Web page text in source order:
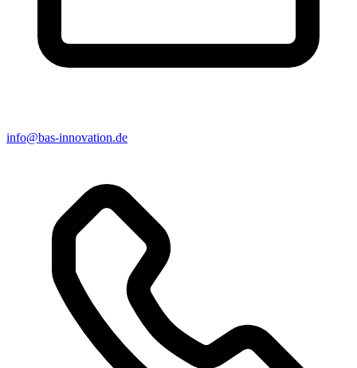
info@bas-innovation.de